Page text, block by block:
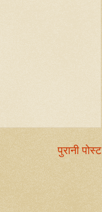
पुरानी पोस्ट